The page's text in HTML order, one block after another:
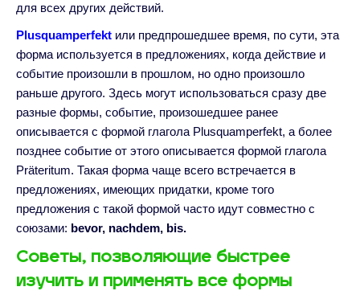
для всех других действий.
Plusquamperfekt или предпрошедшее время, по сути, эта
форма используется в предложениях, когда действие и
событие произошли в прошлом, но одно произошло
раньше другого. Здесь могут использоваться сразу две
разные формы, событие, произошедшее ранее
описывается с формой глагола Plusquamperfekt, а более
позднее событие от этого описывается формой глагола
Präteritum. Такая форма чаще всего встречается в
предложениях, имеющих придатки, кроме того
предложения с такой формой часто идут совместно с
союзами: bevor, nachdem, bis.
Советы, позволяющие быстрее
изучить и применять все формы